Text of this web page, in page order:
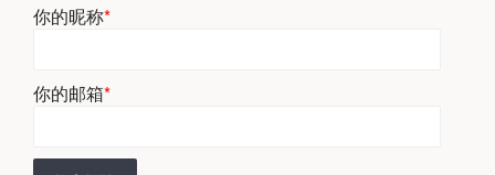
你的昵称*
你的邮箱*